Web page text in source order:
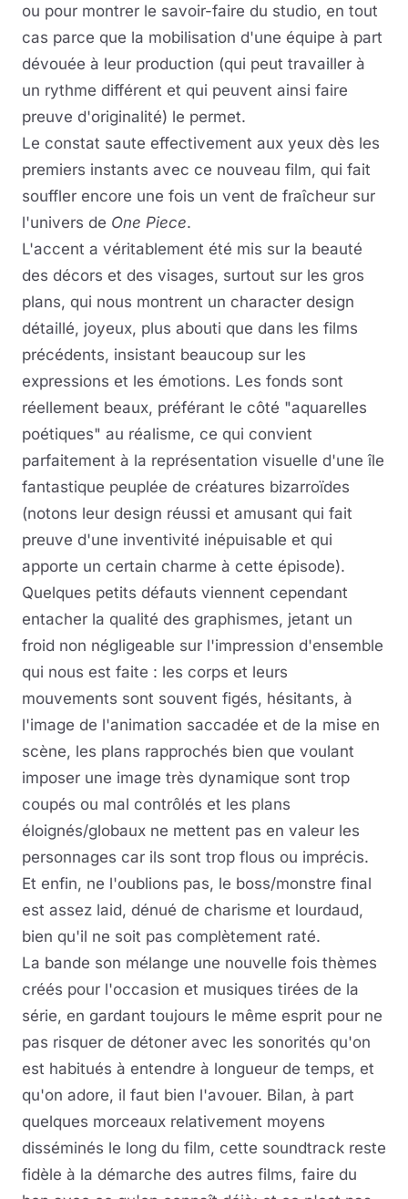
ou pour montrer le savoir-faire du studio, en tout
cas parce que la mobilisation d'une équipe à part
dévouée à leur production (qui peut travailler à
un rythme différent et qui peuvent ainsi faire
preuve d'originalité) le permet.
Le constat saute effectivement aux yeux dès les
premiers instants avec ce nouveau film, qui fait
souffler encore une fois un vent de fraîcheur sur
l'univers de One Piece.
L'accent a véritablement été mis sur la beauté
des décors et des visages, surtout sur les gros
plans, qui nous montrent un character design
détaillé, joyeux, plus abouti que dans les films
précédents, insistant beaucoup sur les
expressions et les émotions. Les fonds sont
réellement beaux, préférant le côté "aquarelles
poétiques" au réalisme, ce qui convient
parfaitement à la représentation visuelle d'une île
fantastique peuplée de créatures bizarroïdes
(notons leur design réussi et amusant qui fait
preuve d'une inventivité inépuisable et qui
apporte un certain charme à cette épisode).
Quelques petits défauts viennent cependant
entacher la qualité des graphismes, jetant un
froid non négligeable sur l'impression d'ensemble
qui nous est faite : les corps et leurs
mouvements sont souvent figés, hésitants, à
l'image de l'animation saccadée et de la mise en
scène, les plans rapprochés bien que voulant
imposer une image très dynamique sont trop
coupés ou mal contrôlés et les plans
éloignés/globaux ne mettent pas en valeur les
personnages car ils sont trop flous ou imprécis.
Et enfin, ne l'oublions pas, le boss/monstre final
est assez laid, dénué de charisme et lourdaud,
bien qu'il ne soit pas complètement raté.
La bande son mélange une nouvelle fois thèmes
créés pour l'occasion et musiques tirées de la
série, en gardant toujours le même esprit pour ne
pas risquer de détoner avec les sonorités qu'on
est habitués à entendre à longueur de temps, et
qu'on adore, il faut bien l'avouer. Bilan, à part
quelques morceaux relativement moyens
disséminés le long du film, cette soundtrack reste
fidèle à la démarche des autres films, faire du